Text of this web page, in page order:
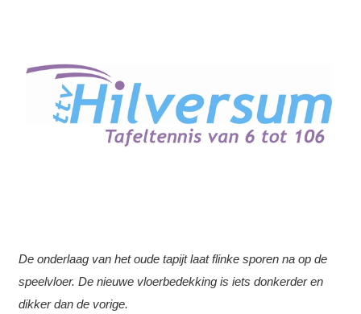
De onderlaag van het oude tapijt laat flinke sporen na op de
speelvloer. De nieuwe vloerbedekking is iets donkerder en
dikker dan de vorige.